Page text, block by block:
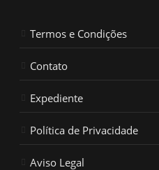
Termos e Condições
Contato
Expediente
Política de Privacidade
Aviso Legal